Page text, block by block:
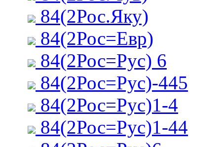
84(2Рос.Яку)
84(2Рос=Евр)
84(2Рос=Рус) 6
84(2Рос=Рус)-445
84(2Рос=Рус)1-4
84(2Рос=Рус)1-44